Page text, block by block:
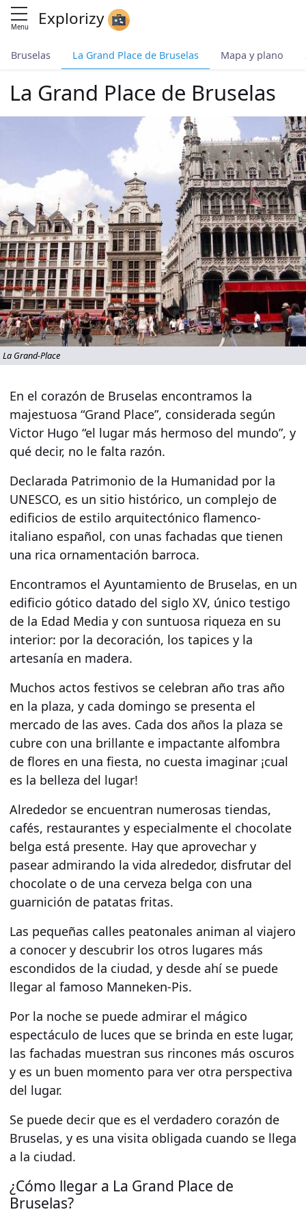
Menu Explorizy
Bruselas La Grand Place de Bruselas Mapa y plano
La Grand Place de Bruselas
La Grand-Place
En el corazón de Bruselas encontramos la
majestuosa “Grand Place”, considerada según
Victor Hugo “el lugar más hermoso del mundo”, y
qué decir, no le falta razón.
Declarada Patrimonio de la Humanidad por la
UNESCO, es un sitio histórico, un complejo de
edificios de estilo arquitectónico flamenco-
italiano español, con unas fachadas que tienen
una rica ornamentación barroca.
Encontramos el Ayuntamiento de Bruselas, en un
edificio gótico datado del siglo XV, único testigo
de la Edad Media y con suntuosa riqueza en su
interior: por la decoración, los tapices y la
artesanía en madera.
Muchos actos festivos se celebran año tras año
en la plaza, y cada domingo se presenta el
mercado de las aves. Cada dos años la plaza se
cubre con una brillante e impactante alfombra
de flores en una fiesta, no cuesta imaginar ¡cual
es la belleza del lugar!
Alrededor se encuentran numerosas tiendas,
cafés, restaurantes y especialmenteel chocolate
belga está presente. Hay que aprovechar y
pasear admirando la vida alrededor, disfrutar del
chocolate o de una cerveza belga con una
guarnición de patatas fritas.
Las pequeñas calles peatonales animan al viajero
a conocer y descubrir los otros lugares más
escondidos de la ciudad, y desde ahí se puede
llegar al famoso Manneken-Pis.
Por la noche se puede admirar el mágico
espectáculo de luces que se brinda en este lugar,
las fachadas muestran sus rincones más oscuros
y es un buen momento para ver otra perspectiva
del lugar.
Se puede decir que es el verdadero corazón de
Bruselas, y es una visita obligada cuando se llega
a la ciudad.
¿Cómo llegar a La Grand Place de
Bruselas?